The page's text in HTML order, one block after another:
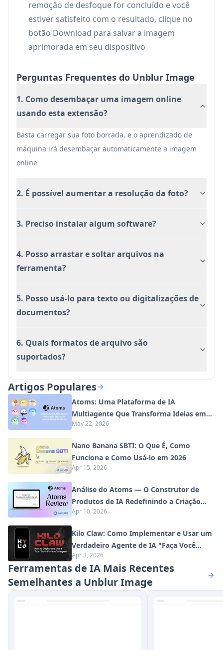
Profissionais de marketing e criadores de
conteúdo podem aprimorar materiais visuais
para apresentações, mídias sociais e
podem melhorar as imagens de produtos para
aumentar o apelo visual e aumentar as taxas
de conversão
podem restaurar e aprimorar fotos de família
antigas ou corrigir memórias pessoais mal
capturadas
Vantagens
Operação simples com um clique
Suporta vários formatos de imagem
Limitado apenas ao navegador Chrome
Os resultados podem variar dependendo da
Requer conexão com a internet para
processamento
remoção de desfoque for concluído e você
estiver satisfeito com o resultado, clique no
botão Download para salvar a imagem
aprimorada em seu dispositivo
Perguntas Frequentes do Unblur Image
1. Como desembaçar uma imagem online
usando esta extensão?
Basta carregar sua foto borrada, e o aprendizado de
máquina irá desembaçar automaticamente a imagem
online
2. É possível aumentar a resolução da foto?
3. Preciso instalar algum software?
4. Posso arrastar e soltar arquivos na
ferramenta?
5. Posso usá-lo para texto ou digitalizações de
documentos?
6. Quais formatos de arquivo são
suportados?
Artigos Populares
Atoms: Uma Plataforma de IA
Multiagente Que Transforma Ideias em
Produtos Prontos para Lançamento
May 22, 2026
Nano Banana SBTI: O Que É, Como
Funciona e Como Usá-lo em 2026
Apr 15, 2026
Análise do Atoms — O Construtor de
Produtos de IA Redefinindo a Criação
Digital em 2026
Apr 10, 2026
Kilo Claw: Como Implementar e Usar um
Verdadeiro Agente de IA "Faça Você
Mesmo" (Atualização de 2026)
Apr 3, 2026
Ferramentas de IA Mais Recentes
Semelhantes a Unblur Image